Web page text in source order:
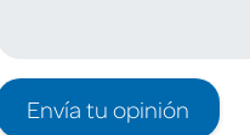
Envía tu opinión